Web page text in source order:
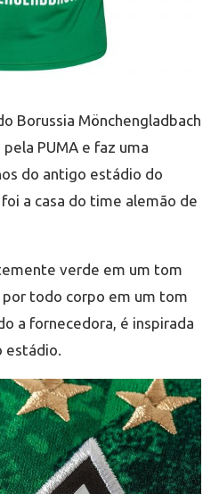
Borussia Mönchengladbach
PUMA e faz uma
do antigo estádio do
a casa do time alemão de
verde em um tom
todo corpo em um tom
a fornecedora, é inspirada